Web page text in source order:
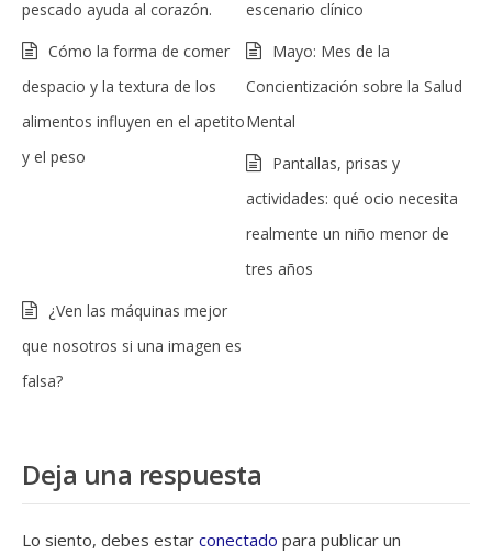
pescado ayuda al corazón.
escenario clínico
Cómo la forma de comer
despacio y la textura de los
alimentos influyen en el apetito
y el peso
Mayo: Mes de la
Concientización sobre la Salud
Mental
Pantallas, prisas y
actividades: qué ocio necesita
realmente un niño menor de
tres años
¿Ven las máquinas mejor
que nosotros si una imagen es
falsa?
Deja una respuesta
Lo siento, debes estar conectado para publicar un